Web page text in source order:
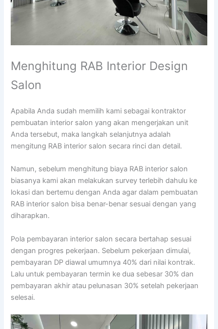
Menghitung RAB Interior Design
Salon
Apabila Anda sudah memilih kami sebagai kontraktor
pembuatan interior salon yang akan mengerjakan unit
Anda tersebut, maka langkah selanjutnya adalah
mengitung RAB interior salon secara rinci dan detail.
Namun, sebelum menghitung biaya RAB interior salon
biasanya kami akan melakukan survey terlebih dahulu ke
lokasi dan bertemu dengan Anda agar dalam pembuatan
RAB interior salon bisa benar-benar sesuai dengan yang
diharapkan.
Pola pembayaran interior salon secara bertahap sesuai
dengan progres pekerjaan. Sebelum pekerjaan dimulai,
pembayaran DP diawal umumnya 40% dari nilai kontrak.
Lalu untuk pembayaran termin ke dua sebesar 30% dan
pembayaran akhir atau pelunasan 30% setelah pekerjaan
selesai.